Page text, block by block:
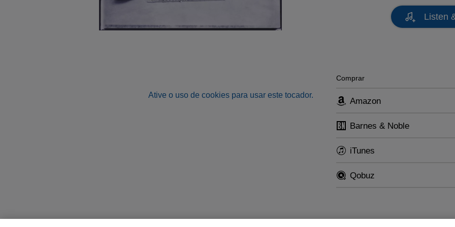
Listen
Ative o uso de cookies para usar este tocador.
Comprar
Amazon
Barnes & Noble
iTunes
Qobuz